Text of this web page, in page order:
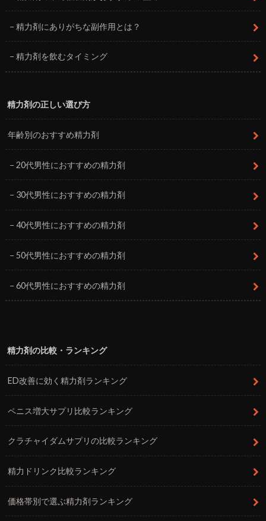
精力剤にありがちな副作用とは？
精力剤を飲むタイミング
精力剤の正しい選び方
年齢別のおすすめ精力剤
20代男性におすすめの精力剤
30代男性におすすめの精力剤
40代男性におすすめの精力剤
50代男性におすすめの精力剤
60代男性におすすめの精力剤
精力剤の比較・ランキング
ED改善に効く精力剤ランキング
ペニス増大サプリ比較ランキング
クラチャイダムサプリの比較ランキング
精力ドリンク比較ランキング
価格帯別で選ぶ精力剤ランキング